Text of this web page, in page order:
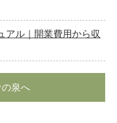
アル｜開業費用から収
泉へ